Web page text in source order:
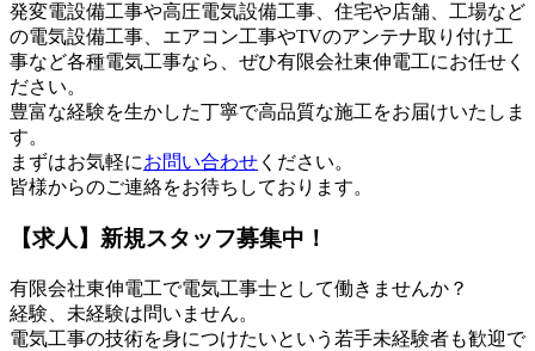
発変電設備工事や高圧電気設備工事、住宅や店舗、工場など
の電気設備工事、エアコン工事やTVのアンテナ取り付け工
事など各種電気工事なら、ぜひ有限会社東伸電工にお任せく
ださい。
豊富な経験を生かした丁寧で高品質な施工をお届けいたしま
す。
まずはお気軽にお問い合わせ ください。
皆様からのご連絡をお待ちしております。
【求人】新規スタッフ募集中！
有限会社東伸電工で電気工事士として働きませんか？
経験、未経験は問いません。
電気工事の技術を身につけたいという若手未経験者も歓迎で